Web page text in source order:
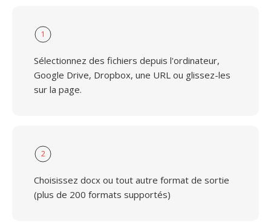
1
Sélectionnez des fichiers depuis l'ordinateur,
Google Drive, Dropbox, une URL ou glissez-les
sur la page.
2
Choisissez docx ou tout autre format de sortie
(plus de 200 formats supportés)